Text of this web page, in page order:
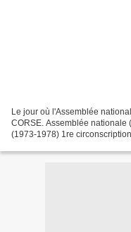
Le jour où l'Assemblée
CORSE. Assemblée
(1973-1978) 1re